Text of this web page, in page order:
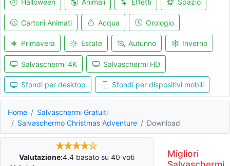
Halloween Animali Effetti Spazio
Cartoni Animati Acqua Orologio
Primavera Estate Autunno Inverno
Salvaschermi 4K Salvaschermi HD
Sfondi per desktop Sfondi per dispositivi mobili
Home
Salvaschermi Gratuiti
Salvaschermo Christmas Adventure
Download
Valutazione:4.4basato su 40 voti
Migliori